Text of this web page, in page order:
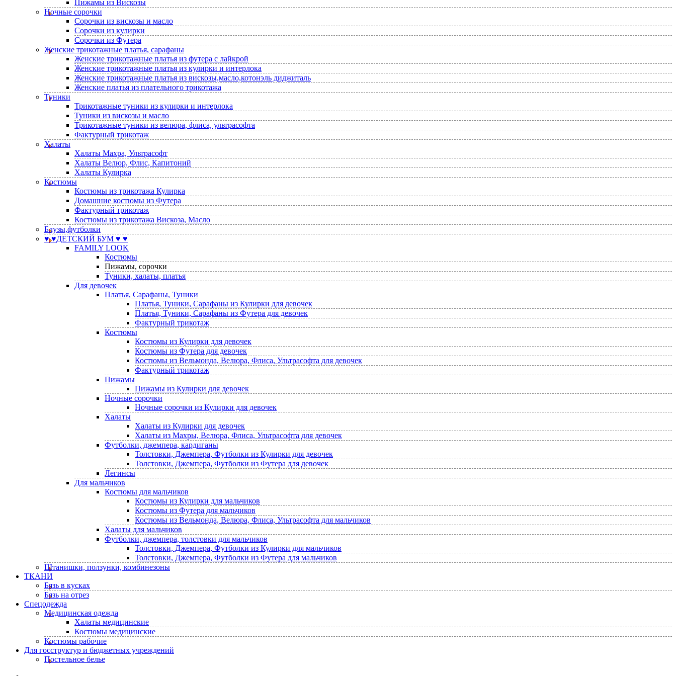
Пижамы из Вискозы
Ночные сорочки
Сорочки из вискозы и масло
Сорочки из кулирки
Сорочки из Футера
Женские трикотажные платья, сарафаны
Женские трикотажные платья из футера с лайкрой
Женские трикотажные платья из кулирки и интерлока
Женские трикотажные платья из вискозы,масло,котонэль диджиталь
Женские платья из плательного трикотажа
Туники
Трикотажные туники из кулирки и интерлока
Туники из вискозы и масло
Трикотажные туники из велюра, флиса, ультрасофта
Фактурный трикотаж
Халаты
Халаты Махра, Ультрасофт
Халаты Велюр, Флис, Капитоний
Халаты Кулирка
Костюмы
Костюмы из трикотажа Кулирка
Домашние костюмы из Футера
Фактурный трикотаж
Костюмы из трикотажа Вискоза, Масло
Блузы,футболки
♥ ♥ДЕТСКИЙ БУМ ♥ ♥
FAMILY LOOK
Костюмы
Пижамы, сорочки
Туники, халаты, платья
Для девочек
Платья, Сарафаны, Туники
Платья, Туники, Сарафаны из Кулирки для девочек
Платья, Туники, Сарафаны из Футера для девочек
Фактурный трикотаж
Костюмы
Костюмы из Кулирки для девочек
Костюмы из Футера для девочек
Костюмы из Вельмонда, Велюра, Флиса, Ультрасофта для девочек
Фактурный трикотаж
Пижамы
Пижамы из Кулирки для девочек
Ночные сорочки
Ночные сорочки из Кулирки для девочек
Халаты
Халаты из Кулирки для девочек
Халаты из Махры, Велюра, Флиса, Ультрасофта для девочек
Футболки, джемпера, кардиганы
Толстовки, Джемпера, Футболки из Кулирки для девочек
Толстовки, Джемпера, Футболки из Футера для девочек
Легинсы
Для мальчиков
Костюмы для мальчиков
Костюмы из Кулирки для мальчиков
Костюмы из Футера для мальчиков
Костюмы из Вельмонда, Велюра, Флиса, Ультрасофта для мальчиков
Халаты для мальчиков
Футболки, джемпера, толстовки для мальчиков
Толстовки, Джемпера, Футболки из Кулирки для мальчиков
Толстовки, Джемпера, Футболки из Футера для мальчиков
Штанишки, ползунки, комбинезоны
ТКАНИ
Бязь в кусках
Бязь на отрез
Спецодежда
Медицинская одежда
Халаты медицинские
Костюмы медицинские
Костюмы рабочие
Для госструктур и бюджетных учреждений
Постельное белье